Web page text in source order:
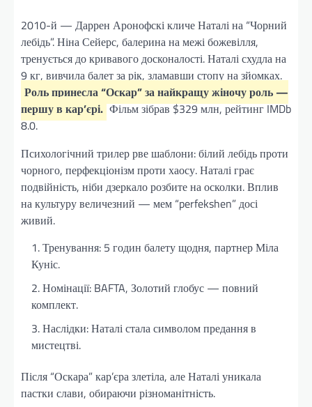
2010-й — Даррен Аронофскі кличе Наталі на “Чорний
лебідь”. Ніна Сейерс, балерина на межі божевілля,
тренується до кривавого досконалості. Наталі схудла на
9 кг, вивчила балет за рік, зламавши стопу на зйомках.
Роль принесла “Оскар” за найкращу жіночу роль —
першу в кар’єрі. Фільм зібрав $329 млн, рейтинг IMDb
8.0.
Психологічний трилер рве шаблони: білий лебідь проти
чорного, перфекціонізм проти хаосу. Наталі грає
подвійність, ніби дзеркало розбите на осколки. Вплив
на культуру величезний — мем “perfekshen” досі
живий.
Тренування: 5 годин балету щодня, партнер Міла
Куніс.
Номінації: BAFTA, Золотий глобус — повний
комплект.
Наслідки: Наталі стала символом предання в
мистецтві.
Після “Оскара” кар’єра злетіла, але Наталі уникала
пастки слави, обираючи різноманітність.